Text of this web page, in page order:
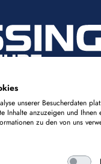
unserer Besucherdaten
Inhalte anzuzeigen und
zu den von uns